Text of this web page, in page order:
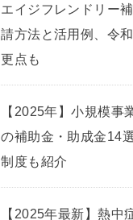
エイジフレンドリー
請方法と活用例、令
更点も
【2025年】小規模事
の補助金・助成金14
制度も紹介
【2025年最新】熱中